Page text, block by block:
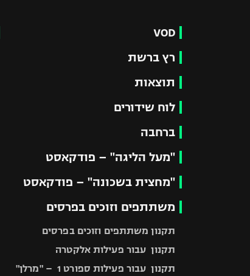
VOD
רץ ברשת
תוצאות
לוח שידורים
ברחבה
"מעל הליגה" – פודקאסט
"מחצית בשכונה" – פודקאסט
משתתפים וזוכים בפרסים
תקנון משתתפים וזוכים בפרסים
תקנון עבור פעילות אלקטרה
תקנון עבור פעילות ספורט 1 – "מרלן"